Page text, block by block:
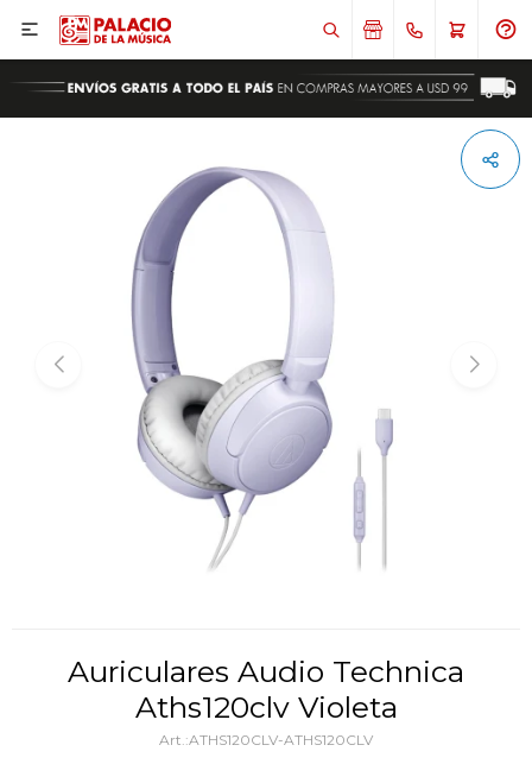

Auriculares Audio Technica
Aths120clv Violeta
ATHS120CLV-ATHS120CLV